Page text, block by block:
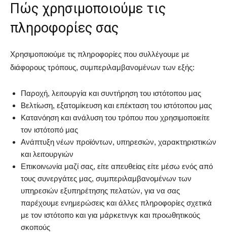
Πώς χρησιμοποιούμε τις
πληροφορίες σας
Χρησιμοποιούμε τις πληροφορίες που συλλέγουμε με
διάφορους τρόπους, συμπεριλαμβανομένων των εξής:
Παροχή, λειτουργία και συντήρηση του ιστότοπου μας
Βελτίωση, εξατομίκευση και επέκταση του ιστότοπου μας
Κατανόηση και ανάλυση του τρόπου που χρησιμοποιείτε
τον ιστότοπό μας
Ανάπτυξη νέων προϊόντων, υπηρεσιών, χαρακτηριστικών
και λειτουργιών
Επικοινωνία μαζί σας, είτε απευθείας είτε μέσω ενός από
τους συνεργάτες μας, συμπεριλαμβανομένων των
υπηρεσιών εξυπηρέτησης πελατών, για να σας
παρέχουμε ενημερώσεις και άλλες πληροφορίες σχετικά
με τον ιστότοπο και για μάρκετινγκ και προωθητικούς
σκοπούς